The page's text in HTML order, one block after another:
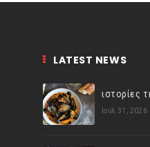
LATEST NEWS
Ιούλ 31, 2026